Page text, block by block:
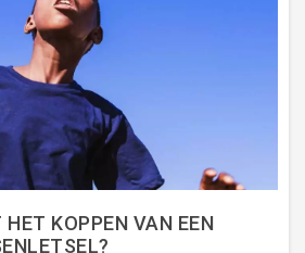
KOPPEN VAN EEN